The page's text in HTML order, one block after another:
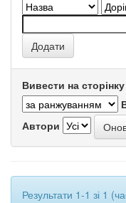
Вивести на сторінку
Автори
Результати 1-1 зі 1